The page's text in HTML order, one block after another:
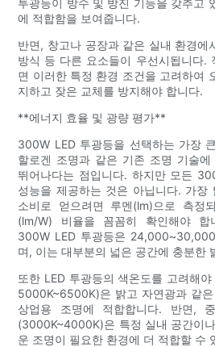
에 적합함을 보여줍니다.
반면, 창고나 공장과 같은 실내 환경에
방식 등 다른 요소들이 우선시됩니다.
면 이러한 특정 환경 조건을 고려하여
지하고 잦은 교체를 방지해야 합니다.
**에너지 효율 및 광량 평가**
300W LED 투광등을 선택하는 가장
할로겐 조명과 같은 기존 조명 기술
뛰어나다는 점입니다. 하지만 모든
성능을 제공하는 것은 아닙니다. 가장
소비로 얻으려면 루멘(lm)으로 측정
(lm/W) 비율을 꼼꼼히 확인해야 합
300W LED 투광등은
며, 이는 대부분의 넓은 공간에 충분한
또한 LED 투광등의 색온도를 고려해
5000K~6500K)은 밝고 자연광과 같
상업용 조명에 적합합니다. 반면,
(3000K~4000K)은 특정 실내 공간이
운 조명이 필요한 환경에 더 적합할 수